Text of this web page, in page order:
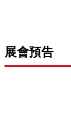
展會預告